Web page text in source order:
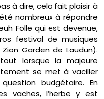
à dire, cela fait plaisir à
nombreux à répondre
Folle qui est devenue,
festival de musiques
Garden de Laudun).
lorsque la majeure
se met à vaciller
question budgétaire. En
vaches, l’herbe y est